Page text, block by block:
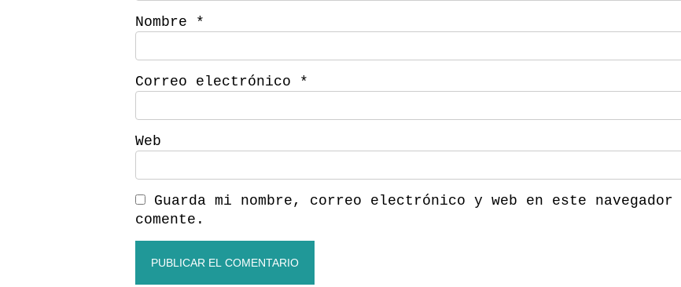
Nombre *
Correo electrónico *
Web
Guarda mi nombre, correo electrónico y web en este
comente.